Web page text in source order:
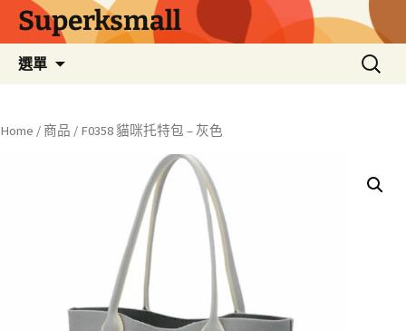
Superksmall
選單
內
搜
尋
Home / 商品 / F0358 貓咪托特包 – 灰色